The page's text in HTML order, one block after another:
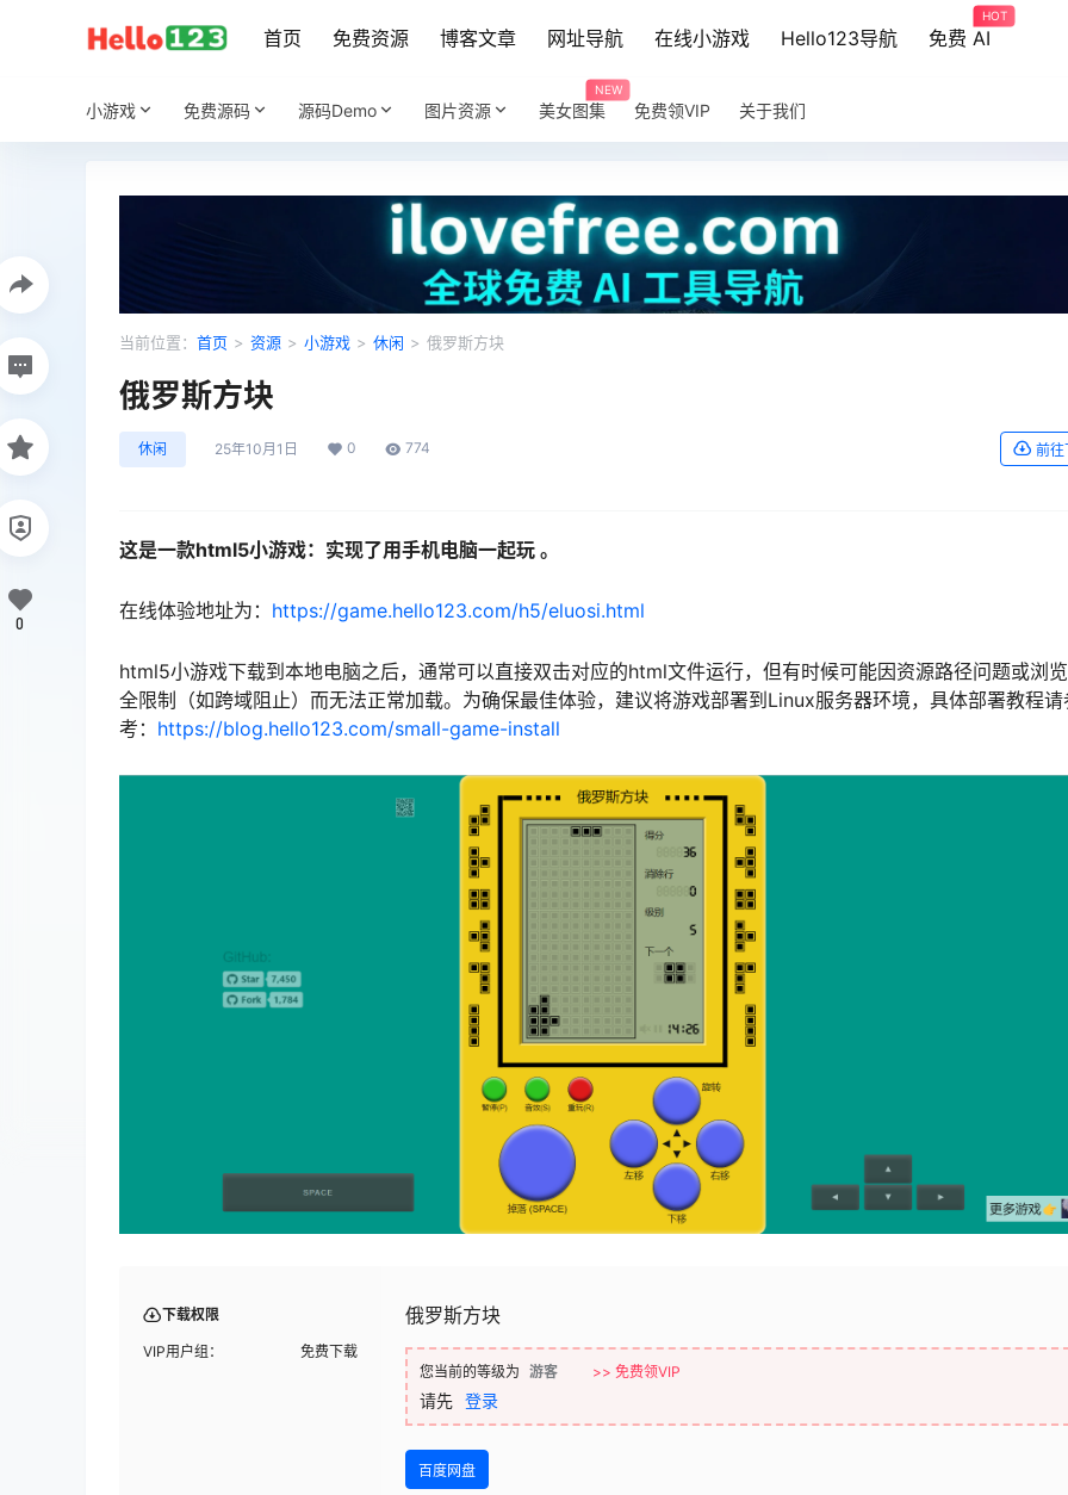
首页 免费资源 博客文章 网址导航 在线小游戏 Hello123导航 免费 AI
HOT
小游戏 免费源码 源码Demo 图片资源 美女图集
NEW
免费领VIP 关于我们
当前位置： 首页 > 资源 > 小游戏 > 休闲 > 俄罗斯方块
俄罗斯方块
休闲 25年10月1日 0 774 前往
这是一款html5小游戏：实现了用手机电脑一起玩 。
在线体验地址为： https://game.hello123.com/h5/eluosi.html
html5小游戏下载到本地电脑之后，通常可以直接双击对应的html文件运行，但有时候可能因资源路径问题或浏
全限制（如跨域阻止）而无法正常加载。为确保最佳体验，建议将游戏部署到Linux服务器环境，具体部署教程请
考： https://blog.hello123.com/small-game-install
下载权限
VIP用户组： 免费下载
俄罗斯方块
您当前的等级为 游客 >> 免费领VIP
请先 登录
百度网盘
0